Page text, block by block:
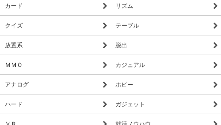
カード リズム
クイズ テーブル
放置系 脱出
ＭＭＯ カジュアル
アナログ ホビー
ハード ガジェット
ＶＲ 就活ノウハウ